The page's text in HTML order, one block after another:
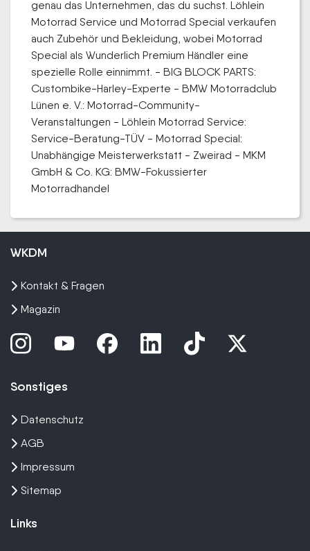
genau das Unternehmen, das du suchst. Löhlein
Motorrad Service und Motorrad Special verkaufen
auch Zubehör und Bekleidung, wobei Motorrad
Special als Wunderlich Premium Händler eine
spezielle Rolle einnimmt. - BIG BLOCK PARTS:
Custombike-Harley-Experte - BMW Motorradclub
Lünen e. V.: Motorrad-Community-
Veranstaltungen - Löhlein Motorrad Service:
Service-Beratung-TÜV - Motorrad Special:
Unabhängige Meisterwerkstatt - Zweirad - MKM
GmbH & Co. KG: BMW-Fokussierter
Motorradhandel
WKDM
Kontakt & Fragen
Magazin
Sonstiges
Datenschutz
AGB
Impressum
Sitemap
Links